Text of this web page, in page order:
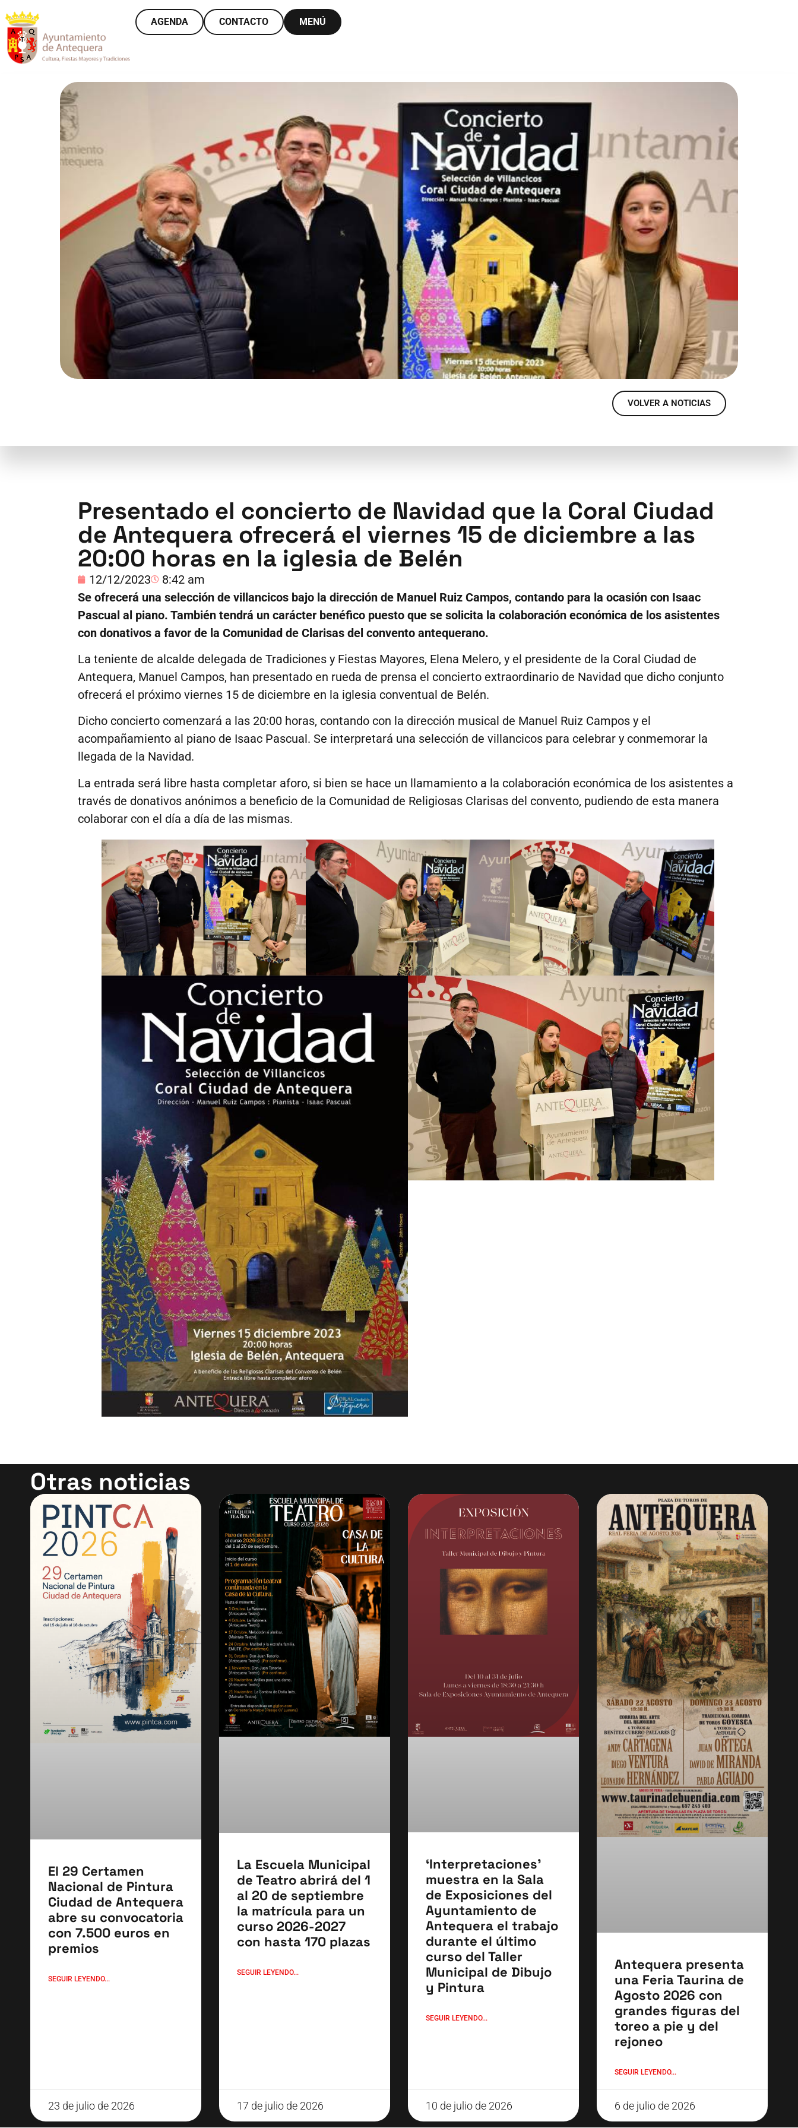
AGENDA CONTACTO MENÚ
VER MÁS
VOLVER A NOTICIAS
Presentado el concierto de Navidad que la Coral Ciudad
de Antequera ofrecerá el viernes 15 de diciembre a las
20:00 horas en la iglesia de Belén
12/12/2023
8:42 am
Se ofrecerá una selección de villancicos bajo la dirección de Manuel Ruiz Campos, contando para la ocasión con Isaac
Pascual al piano. También tendrá un carácter benéfico puesto que se solicita la colaboración económica de los asistentes
con donativos a favor de la Comunidad de Clarisas del convento antequerano.
La teniente de alcalde delegada de Tradiciones y Fiestas Mayores, Elena Melero, y el presidente de la Coral Ciudad de
Antequera, Manuel Campos, han presentado en rueda de prensa el concierto extraordinario de Navidad que dicho conjunto
ofrecerá el próximo viernes 15 de diciembre en la iglesia conventual de Belén.
Dicho concierto comenzará a las 20:00 horas, contando con la dirección musical de Manuel Ruiz Campos y el
acompañamiento al piano de Isaac Pascual. Se interpretará una selección de villancicos para celebrar y conmemorar la
llegada de la Navidad.
La entrada será libre hasta completar aforo, si bien se hace un llamamiento a la colaboración económica de los asistentes a
través de donativos anónimos a beneficio de la Comunidad de Religiosas Clarisas del convento, pudiendo de esta manera
colaborar con el día a día de las mismas.
Otras noticias
El 29 Certamen
Nacional de Pintura
Ciudad de Antequera
abre su convocatoria
con 7.500 euros en
premios
SEGUIR LEYENDO...
23 de julio de 2026
La Escuela Municipal
de Teatro abrirá del 1
al 20 de septiembre
la matrícula para un
curso 2026-2027
con hasta 170 plazas
SEGUIR LEYENDO...
17 de julio de 2026
‘Interpretaciones’
muestra en la Sala
de Exposiciones del
Ayuntamiento de
Antequera el trabajo
durante el último
curso del Taller
Municipal de Dibujo
y Pintura
SEGUIR LEYENDO...
10 de julio de 2026
Antequera presenta
una Feria Taurina de
Agosto 2026 con
grandes figuras del
toreo a pie y del
rejoneo
SEGUIR LEYENDO...
6 de julio de 2026